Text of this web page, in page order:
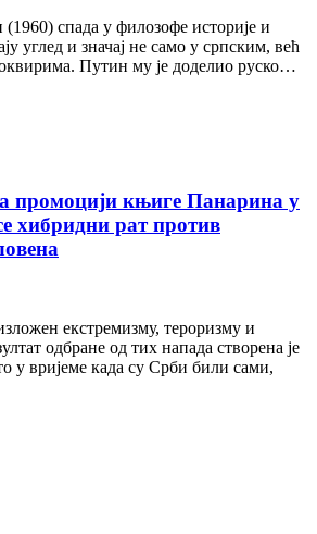
спада у филозофе историје и
углед и значај не само у српским, већ
Путин му је доделио руско…
промоцији књиге Панарина у
хибридни рат против
екстремизму, тероризму и
одбране од тих напада створена је
у вријеме када су Срби били сами,